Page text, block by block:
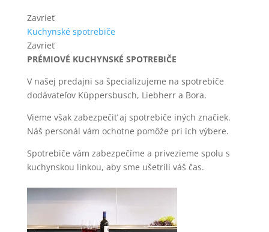
Zavrieť
Kuchynské spotrebiče
Zavrieť
PRÉMIOVÉ KUCHYNSKÉ SPOTREBIČE
V našej predajni sa špecializujeme na spotrebiče
dodávateľov Küppersbusch, Liebherr a Bora.
Vieme však zabezpečiť aj spotrebiče iných značiek.
Náš personál vám ochotne pomôže pri ich výbere.
Spotrebiče vám zabezpečíme a privezieme spolu s
kuchynskou linkou, aby sme ušetrili váš čas.